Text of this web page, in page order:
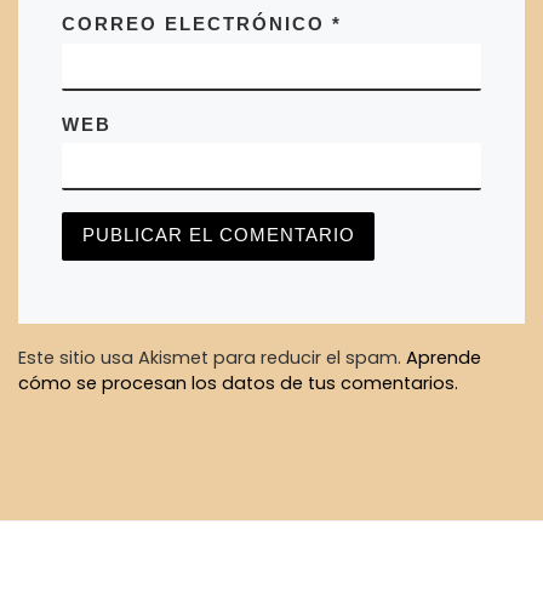
CORREO ELECTRÓNICO*
WEB
Este sitio usa Akismet para reducir el spam. Aprende
cómo se procesan los datos de tus comentarios.